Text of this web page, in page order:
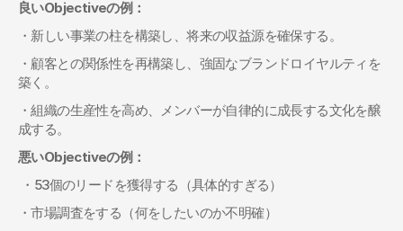
良いObjectiveの例：
・新しい事業の柱を構築し、将来の収益源を確保する。
・顧客との関係性を再構築し、強固なブランドロイヤルティを
築く。
・組織の生産性を高め、メンバーが自律的に成長する文化を醸
成する。
悪いObjectiveの例：
・53個のリードを獲得する（具体的すぎる）
・市場調査をする（何をしたいのか不明確）